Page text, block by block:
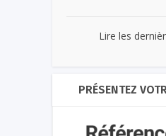
Lire les
PRÉSENTEZ